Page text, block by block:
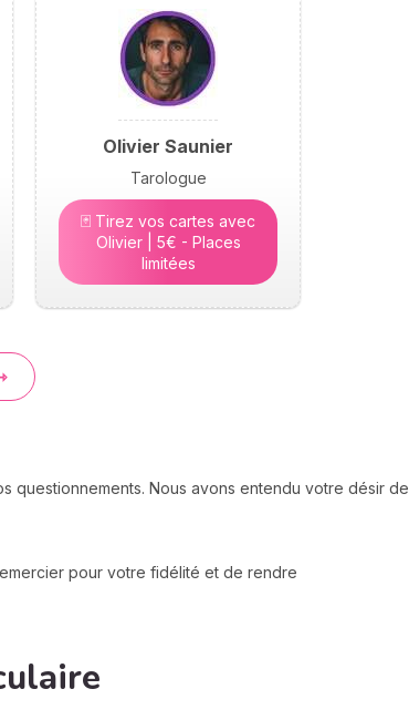
Olivier Saunier
Tarologue
🃏 Tirez vos cartes avec
Olivier | 5€ - Places
limitées
questionnements. Nous avons entendu votre désir de
pour votre fidélité et de rendre